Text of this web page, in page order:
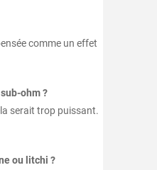
comme un effet
ohm ?
serait trop puissant.
ou litchi ?